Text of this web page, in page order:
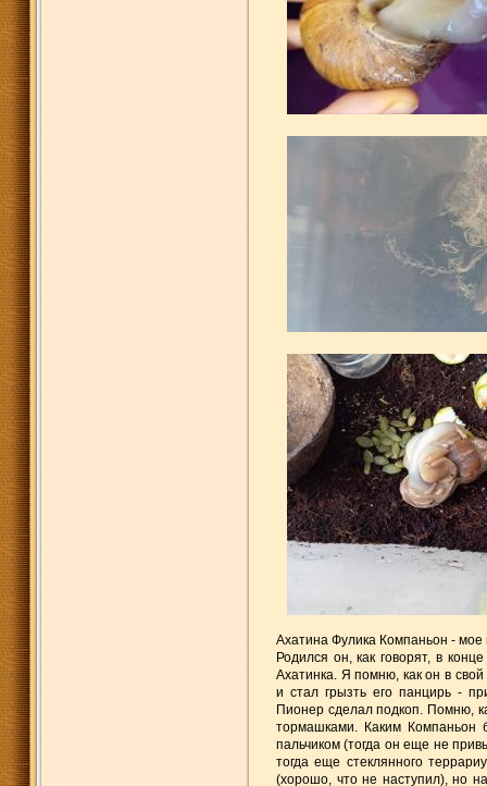
Ахатина Фулика Компаньон -
Родился он, как говорят, в
Ахатинка. Я помню, как он в
и стал грызть его панцирь -
Пионер сделал подкоп. Помню,
тормашками. Каким Компаньон
пальчиком (тогда он еще не
тогда еще стеклянного
(хорошо, что не наступил), но